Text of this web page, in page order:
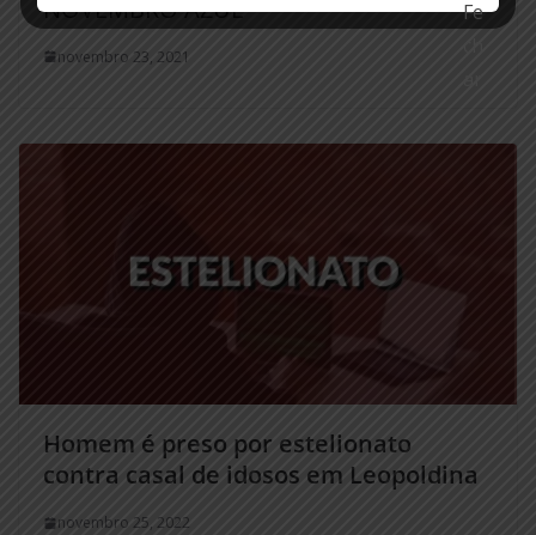
NOVEMBRO AZUL
novembro 23, 2021
Homem é preso por estelionato
contra casal de idosos em Leopoldina
novembro 25, 2022